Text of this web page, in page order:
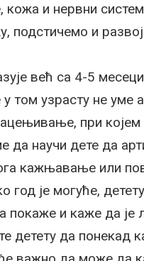
и нервни
подстичемо и
већ са 4-5
у том узрасту не
при
да научи дете да
кажњавање или
год је могуће,
покаже и каже да
детету да понекад